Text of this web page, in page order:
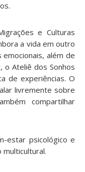
e Culturas
a vida em outro
além de
o Ateliê dos Sonhos
de experiências. O
livremente sobre
compartilhar
estar psicológico e